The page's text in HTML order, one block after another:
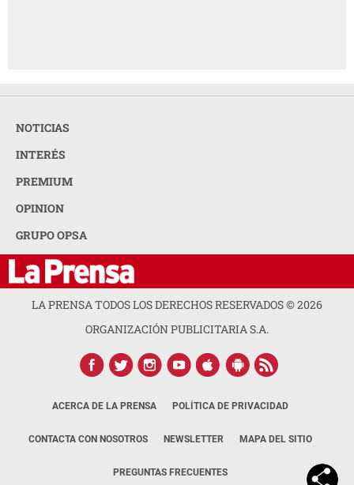
NOTICIAS
INTERÉS
PREMIUM
OPINION
GRUPO OPSA
LA PRENSA TODOS LOS DERECHOS RESERVADOS ©2026
ORGANIZACIÓN PUBLICITARIA S.A.
ACERCA DE LA PRENSA POLÍTICA DE PRIVACIDAD
CONTACTA CON NOSOTROS NEWSLETTER MAPA DEL SITIO
PREGUNTAS FRECUENTES